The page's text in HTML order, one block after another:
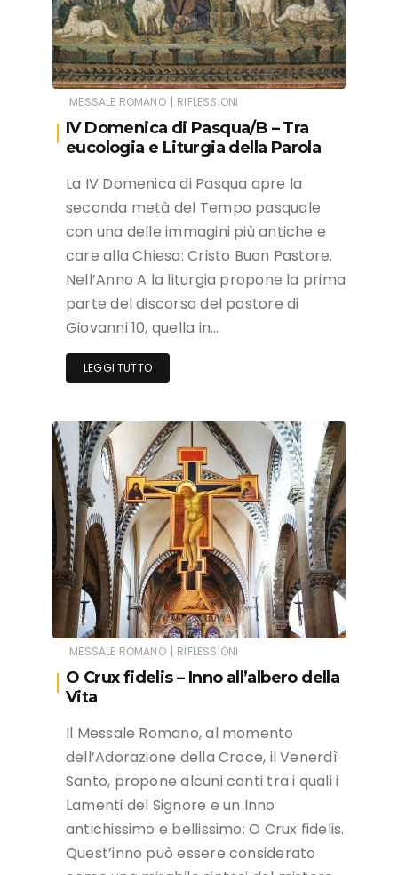
MESSALE ROMANO | RIFLESSIONI
IV Domenica di Pasqua/B – Tra
eucologia e Liturgia della Parola
La IV Domenica di Pasqua apre la
seconda metà del Tempo pasquale
con una delle immagini più antiche e
care alla Chiesa: Cristo Buon Pastore.
Nell’Anno A la liturgia propone la prima
parte del discorso del pastore di
Giovanni 10, quella in…
LEGGI TUTTO
MESSALE ROMANO | RIFLESSIONI
O Crux fidelis – Inno all’albero della
Vita
Il Messale Romano, al momento
dell’Adorazione della Croce, il Venerdì
Santo, propone alcuni canti tra i quali i
Lamenti del Signore e un Inno
antichissimo e bellissimo: O Crux fidelis.
Quest’inno può essere considerato